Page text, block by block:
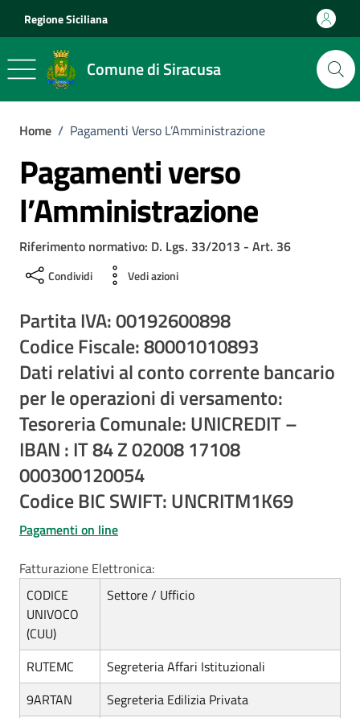
Regione Siciliana
Comune di Siracusa
Home / Pagamenti Verso L’Amministrazione
Pagamenti verso
l’Amministrazione
Riferimento normativo: D. Lgs. 33/2013 - Art. 36
Condividi Vedi azioni
Partita IVA: 00192600898
Codice Fiscale: 80001010893
Dati relativi al conto corrente bancario
per le operazioni di versamento:
Tesoreria Comunale: UNICREDIT –
IBAN : IT 84 Z 02008 17108
000300120054
Codice BIC SWIFT: UNCRITM1K69
Pagamenti on line
Fatturazione Elettronica:
CODICE
UNIVOCO
(CUU)
Settore / Ufficio
RUTEMC
Segreteria Affari Istituzionali
9ARTAN
Segreteria Edilizia Privata